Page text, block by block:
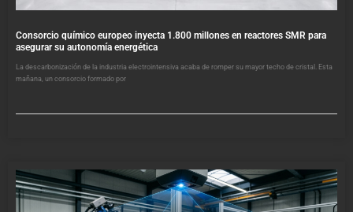
Consorcio químico europeo inyecta 1.800 millones en reactores SMR para
asegurar su autonomía energética
La descarbonización de la industria electrointensiva acaba de romper su mayor techo de cristal. Esta
mañana, un consorcio formado por